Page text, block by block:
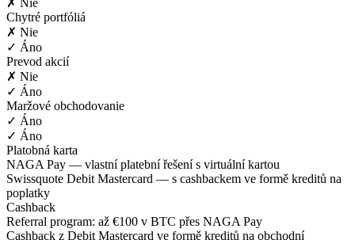
✗ Nie
Chytré portfóliá
✗ Nie
✓ Áno
Prevod akcií
✗ Nie
✓ Áno
Maržové obchodovanie
✓ Áno
✓ Áno
Platobná karta
NAGA Pay — vlastní platební řešení s virtuální kartou
Swissquote Debit Mastercard — s cashbackem ve formě kreditů na
poplatky
Cashback
Referral program: až €100 v BTC přes NAGA Pay
Cashback z Debit Mastercard ve formě kreditů na obchodní